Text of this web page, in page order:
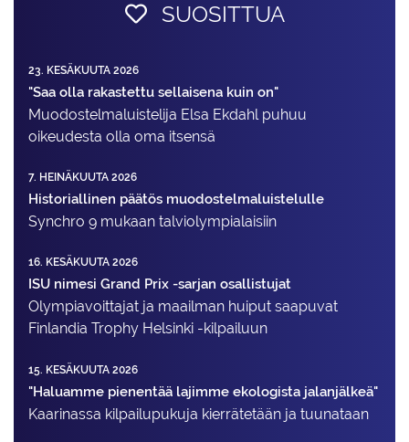
SUOSITTUA
23. KESÄKUUTA 2026
"Saa olla rakastettu sellaisena kuin on"
Muodostelma­luistelija Elsa Ekdahl puhuu
oikeudesta olla oma itsensä
7. HEINÄKUUTA 2026
Historiallinen päätös muodostelmaluistelulle
Synchro 9 mukaan talviolympialaisiin
16. KESÄKUUTA 2026
ISU nimesi Grand Prix -sarjan osallistujat
Olympiavoittajat ja maailman huiput saapuvat
Finlandia Trophy Helsinki -kilpailuun
15. KESÄKUUTA 2026
"Haluamme pienentää lajimme ekologista jalanjälkeä"
Kaarinassa kilpailupukuja kierrätetään ja tuunataan